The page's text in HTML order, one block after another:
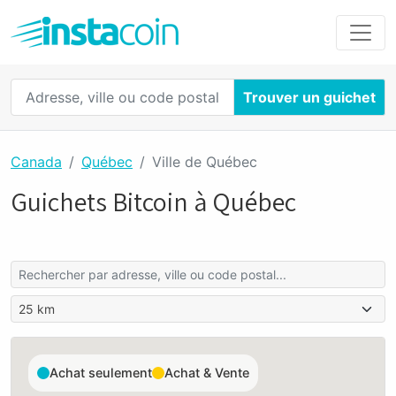
Trouver un guichet
Canada Québec Ville de Québec
Guichets Bitcoin à Québec
Achat seulement Achat & Vente